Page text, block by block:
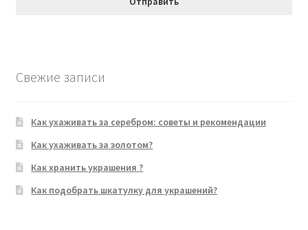
Свежие записи
Как ухаживать за серебром: советы и рекомендации
Как ухаживать за золотом?
Как хранить украшения ?
Как подобрать шкатулку для украшений?